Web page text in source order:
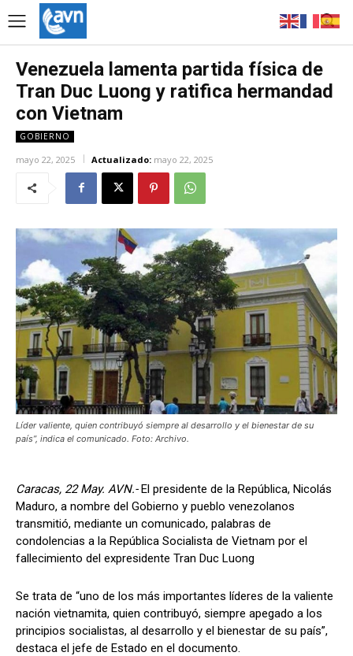
Venezuela lamenta partida física de
Tran Duc Luong y ratifica hermandad
con Vietnam
GOBIERNO
mayo 22, 2025 Actualizado: mayo 22, 2025
Líder valiente, quien contribuyó siempre al desarrollo y el bienestar de su
país”, indica el comunicado. Foto: Archivo.
Caracas, 22 May. AVN.-El presidente de la República, Nicolás
Maduro, a nombre del Gobierno y pueblo venezolanos
transmitió, mediante un comunicado, palabras de
condolencias a la República Socialista de Vietnam por el
fallecimiento del expresidente Tran Duc Luong
Se trata de “uno de los más importantes líderes de la valiente
nación vietnamita, quien contribuyó, siempre apegado a los
principios socialistas, al desarrollo y el bienestar de su país”,
destaca el jefe de Estado en el documento.